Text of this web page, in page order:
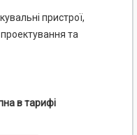
пристрої,
та
в тарифі